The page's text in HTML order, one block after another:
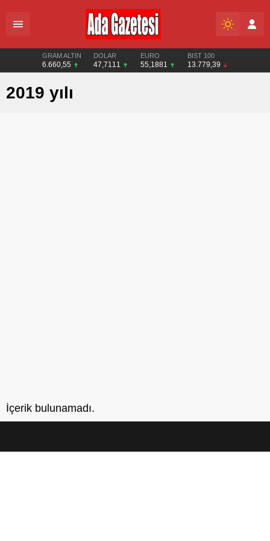
GRAM ALTIN
6.660,55
DOLAR
47,7111
EURO
55,1881
BIST 100
13.779,39
2019 yılı
İçerik bulunamadı.